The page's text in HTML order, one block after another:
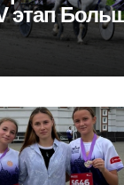
этап
круга